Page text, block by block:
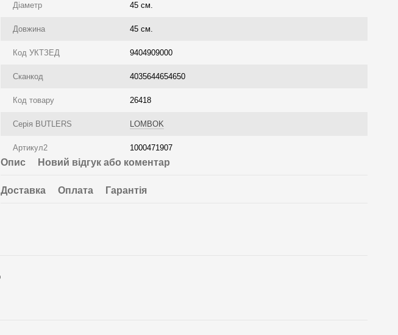
Діаметр 45 см.
Довжина 45 см.
Код УКТЗЕД 9404909000
Сканкод 4035644654650
Код товару 26418
Серія BUTLERS LOMBOK
Артикул2 1000471907
Опис Новий відгук або коментар
Доставка Оплата Гарантія